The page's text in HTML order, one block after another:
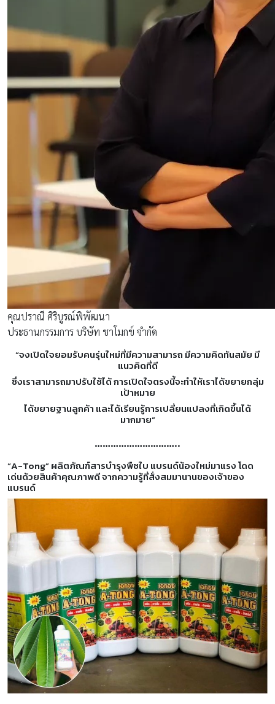
คุณปราณี ศิริบูรณ์พิพัฒนา
ประธานกรรมการ บริษัท ชาโมกข์ จำกัด
“จงเปิดใจยอมรับคนรุ่นใหม่ที่มีความสามารถ มีความคิดทันสมัย มี
แนวคิดที่ดี
ซึ่งเราสามารถมาปรับใช้ได้ การเปิดใจตรงนี้จะทำให้เราได้ขยายกลุ่ม
เป้าหมาย
ได้ขยายฐานลูกค้า และได้เรียนรู้การเปลี่ยนแปลงที่เกิดขึ้นได้
มากมาย”
…………………………..
“A-Tong” ผลิตภัณฑ์สารบำรุงพืชใบ แบรนด์น้องใหม่มาแรง โดด
เด่นด้วยสินค้าคุณภาพดี จากความรู้ที่สั่งสมมานานของเจ้าของ
แบรนด์